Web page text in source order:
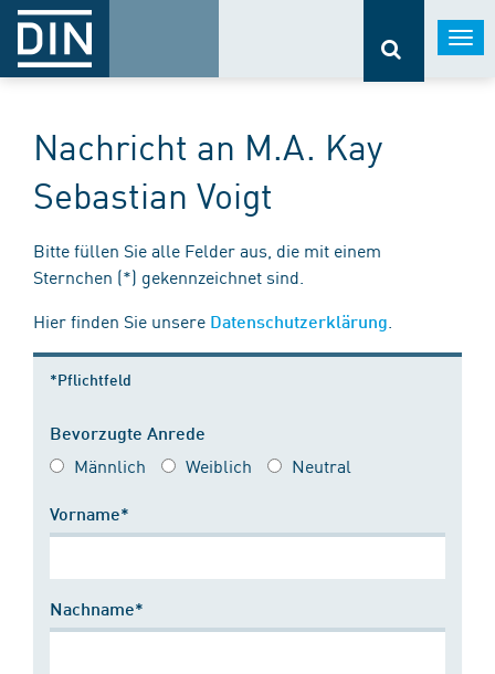
Nachricht an M.A. Kay
Sebastian Voigt
Bitte füllen Sie alle Felder aus, die mit einem
Sternchen (*) gekennzeichnet sind.
Hier finden Sie unsere Datenschutzerklärung
*Pflichtfeld
Bevorzugte Anrede
Männlich Weiblich Neutral
Vorname*
Nachname*